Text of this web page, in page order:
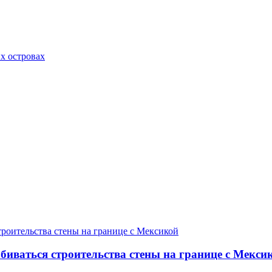
островах
строительства стены на границе с